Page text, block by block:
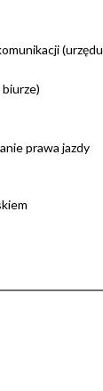
(urzędu
prawa jazdy